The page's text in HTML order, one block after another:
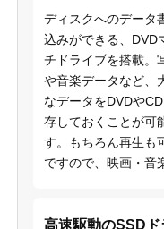
ディスクへのデータ
込みができる、DVD
チドライブを搭載。
や音楽データなど、
なデータをDVDや
存しておくことが可
す。もちろん再生も
ですので、映画・音
高速駆動のSSDド